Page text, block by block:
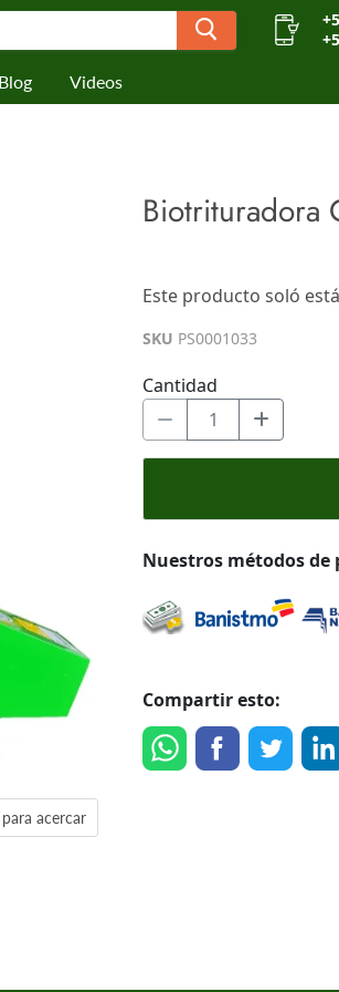
Blog Videos
acercar
Biotrituradora
$0.00
Este producto soló
SKU PS0001033
Cantidad
Nuestros métodos de
Compartir esto: